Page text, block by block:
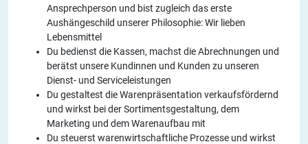
Ansprechperson und bist zugleich das erste
Aushängeschild unserer Philosophie: Wir lieben
Lebensmittel
Du bedienst die Kassen, machst die Abrechnungen und
berätst unsere Kundinnen und Kunden zu unseren
Dienst- und Serviceleistungen
Du gestaltest die Warenpräsentation verkaufsfördernd
und wirkst bei der Sortimentsgestaltung, dem
Marketing und dem Warenaufbau mit
Du steuerst warenwirtschaftliche Prozesse und wirkst